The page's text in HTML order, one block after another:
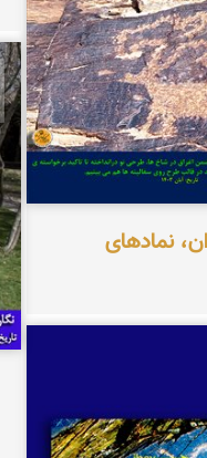
نمادهای